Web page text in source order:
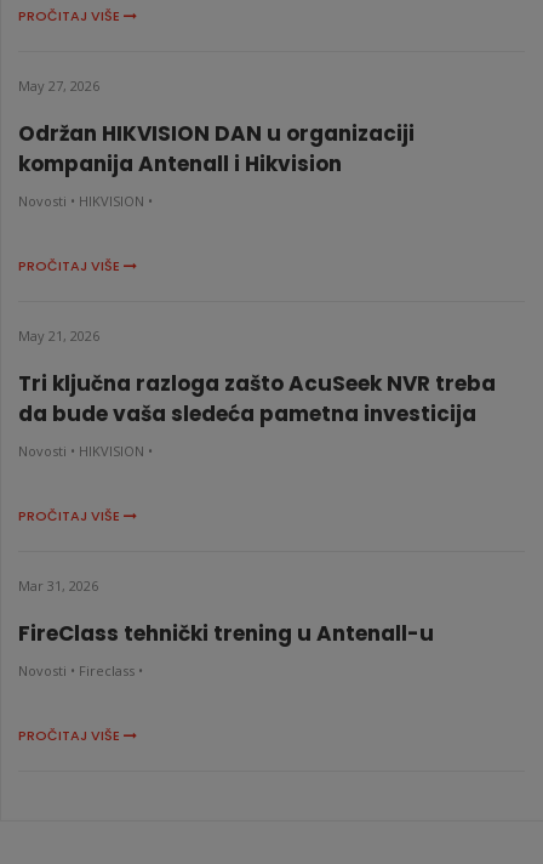
PROČITAJ VIŠE
May 27, 2026
Održan HIKVISION DAN u organizaciji
kompanija Antenall i Hikvision
Novosti • HIKVISION •
PROČITAJ VIŠE
May 21, 2026
Tri ključna razloga zašto AcuSeek NVR treba
da bude vaša sledeća pametna investicija
Novosti • HIKVISION •
PROČITAJ VIŠE
Mar 31, 2026
FireClass tehnički trening u Antenall-u
Novosti • Fireclass •
PROČITAJ VIŠE